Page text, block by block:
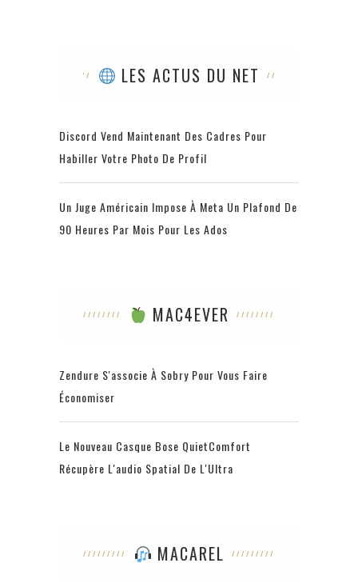
LES ACTUS DU NET
Discord Vend Maintenant Des Cadres Pour
Habiller Votre Photo De Profil
Un Juge Américain Impose À Meta Un Plafond De
90 Heures Par Mois Pour Les Ados
MAC4EVER
Zendure S'associe À Sobry Pour Vous Faire
Économiser
Le Nouveau Casque Bose QuietComfort
Récupère L'audio Spatial De L'Ultra
MACAREL